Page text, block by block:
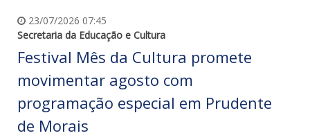
23/07/2026 07:45
Secretaria da Educação e Cultura
Festival Mês da Cultura promete
movimentar agosto com
programação especial em Prudente
de Morais